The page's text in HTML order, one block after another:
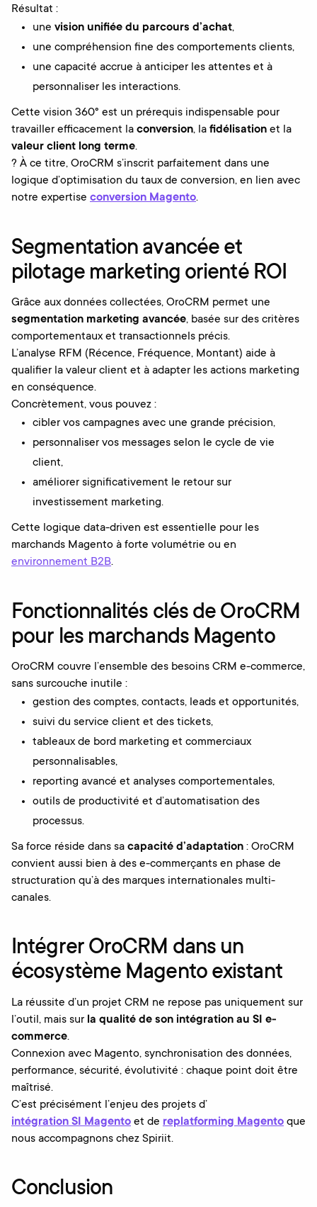
Résultat :
une vision unifiée du parcours d’achat,
une compréhension fine des comportements clients,
une capacité accrue à anticiper les attentes et à
personnaliser les interactions.
Cette vision 360° est un prérequis indispensable pour
travailler efficacement la conversion, la fidélisation et la
valeur client long terme.
? À ce titre, OroCRM s’inscrit parfaitement dans une
logique d’optimisation du taux de conversion, en lien avec
notre expertise conversion Magento.
Segmentation avancée et
pilotage marketing orienté ROI
Grâce aux données collectées, OroCRM permet une
segmentation marketing avancée, basée sur des critères
comportementaux et transactionnels précis.
L’analyse RFM (Récence, Fréquence, Montant) aide à
qualifier la valeur client et à adapter les actions marketing
en conséquence.
Concrètement, vous pouvez :
cibler vos campagnes avec une grande précision,
personnaliser vos messages selon le cycle de vie
client,
améliorer significativement le retour sur
investissement marketing.
Cette logique data-driven est essentielle pour les
marchands Magento à forte volumétrie ou en
environnement B2B.
Fonctionnalités clés de OroCRM
pour les marchands Magento
OroCRM couvre l’ensemble des besoins CRM e-commerce,
sans surcouche inutile :
gestion des comptes, contacts, leads et opportunités,
suivi du service client et des tickets,
tableaux de bord marketing et commerciaux
personnalisables,
reporting avancé et analyses comportementales,
outils de productivité et d’automatisation des
processus.
Sa force réside dans sa capacité d’adaptation : OroCRM
convient aussi bien à des e-commerçants en phase de
structuration qu’à des marques internationales multi-
canales.
Intégrer OroCRM dans un
écosystème Magento existant
La réussite d’un projet CRM ne repose pas uniquement sur
l’outil, mais sur la qualité de son intégration au SI e-
commerce.
Connexion avec Magento, synchronisation des données,
performance, sécurité, évolutivité : chaque point doit être
maîtrisé.
C’est précisément l’enjeu des projets d’
intégration SI Magento et de replatforming Magento que
nous accompagnons chez Spiriit.
Conclusion